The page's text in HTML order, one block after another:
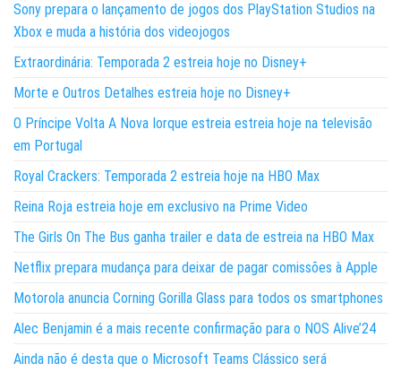
Sony prepara o lançamento de jogos dos PlayStation Studios na
Xbox e muda a história dos videojogos
Extraordinária: Temporada 2 estreia hoje no Disney+
Morte e Outros Detalhes estreia hoje no Disney+
O Príncipe Volta A Nova Iorque estreia estreia hoje na televisão
em Portugal
Royal Crackers: Temporada 2 estreia hoje na HBO Max
Reina Roja estreia hoje em exclusivo na Prime Video
The Girls On The Bus ganha trailer e data de estreia na HBO Max
Netflix prepara mudança para deixar de pagar comissões à Apple
Motorola anuncia Corning Gorilla Glass para todos os smartphones
Alec Benjamin é a mais recente confirmação para o NOS Alive’24
Ainda não é desta que o Microsoft Teams Clássico será